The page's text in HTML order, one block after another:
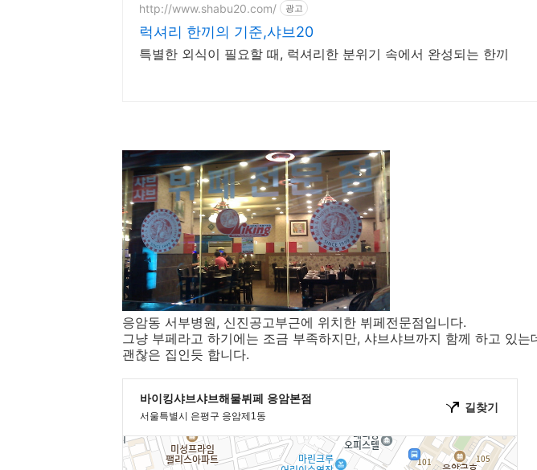
http://www.shabu20.com/ 광고
럭셔리 한끼의 기준,샤브20
특별한 외식이 필요할 때, 럭셔리한 분위기 속에서 완성되는 한끼
응암동 서부병원, 신진공고부근에 위치한 뷔페전문점입니다.
그냥 부페라고 하기에는 조금 부족하지만, 샤브샤브까지 함께 하고 있는
괜찮은 집인듯 합니다.